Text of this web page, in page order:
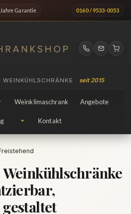
Garantie 0160 / 9533-0053
seit 2015
Weinklimaschrank Angebote
Kontakt